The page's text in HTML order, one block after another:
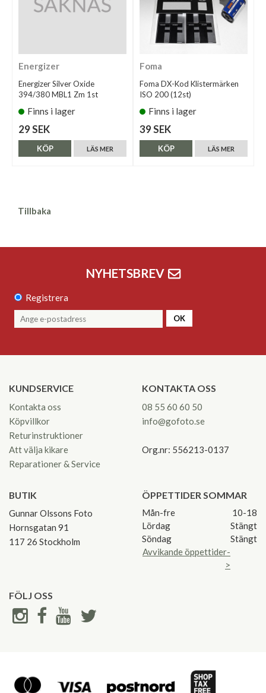
Energizer
Energizer Silver Oxide
394/380 MBL1 Zm 1st
Finns i lager
29 SEK
LÄS MER
KÖP
Foma
Foma DX-Kod Klistermärken
ISO 200 (12st)
Finns i lager
39 SEK
LÄS MER
KÖP
Tillbaka
NYHETSBREV
Registrera
OK
KUNDSERVICE
Kontakta oss
Köpvillkor
Returinstruktioner
Att välja kikare
Reparationer & Service
KONTAKTA OSS
08 55 60 60 50
info@gofoto.se
Org.nr: 556213-0137
BUTIK
Gunnar Olssons Foto
Hornsgatan 91
117 26 Stockholm
ÖPPETTIDER SOMMAR
Mån-fre
10-18
Lördag
Stängt
Söndag
Stängt
Avvikande öppettider-
>
FÖLJ OSS